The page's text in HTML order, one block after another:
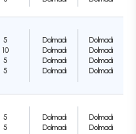
5
10
5
5
Dolmadı
Dolmadı
Dolmadı
Dolmadı
Dolmadı
Dolmadı
Dolmadı
Dolmadı
5
5
Dolmadı
Dolmadı
Dolmadı
Dolmadı